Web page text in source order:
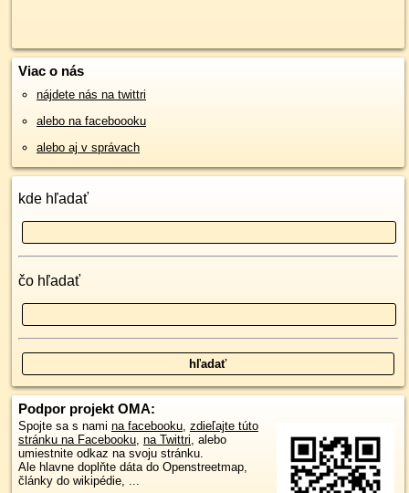
Viac o nás
nájdete nás na twittri
alebo na faceboooku
alebo aj v správach
kde hľadať
čo hľadať
Podpor projekt OMA:
Spojte sa s nami na facebooku, zdieľajte túto
stránku na Facebooku, na Twittri, alebo
umiestnite odkaz na svoju stránku.
Ale hlavne doplňte dáta do Openstreetmap,
články do wikipédie, ...